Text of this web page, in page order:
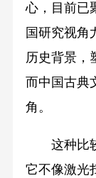
心，目前已
国研究视角
历史背景，
而中国古典
角。
这种比较
它不像激光